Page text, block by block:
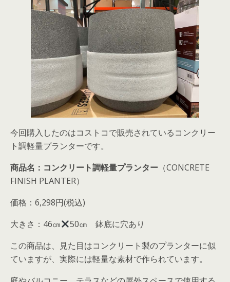
今回購入したのはコストコで販売されているコンクリー
ト調軽量プランターです。
商品名：コンクリート調軽量プランター （CONCRETE
FINISH PLANTER）
価格： 6,298円(税込)
大きさ： 46㎝ 50㎝ 鉢底に穴あり
この商品は、
見た目はコンクリート製のプランターに似
ていますが、実際には軽量な素材で作られています。